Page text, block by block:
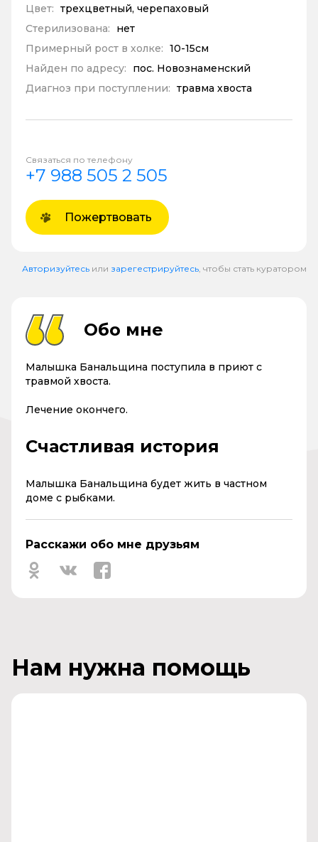
Цвет: трехцветный, черепаховый
Стерилизована:
нет
Примерный рост в холке: 10-15см
Найден по адресу:
пос. Новознаменский
Диагноз при поступлении: травма хвоста
Связаться по телефону
+7 988 505 2 505
Пожертвовать
Авторизуйтесь или зарегестрируйтесь , чтобы стать куратором
Обо мне
Малышка Банальщина поступила в приют с
травмой хвоста.
Лечение окончего.
Счастливая история
Малышка Банальщина будет жить в частном
доме с рыбками.
Расскажи обо мне друзьям
Нам нужна помощь